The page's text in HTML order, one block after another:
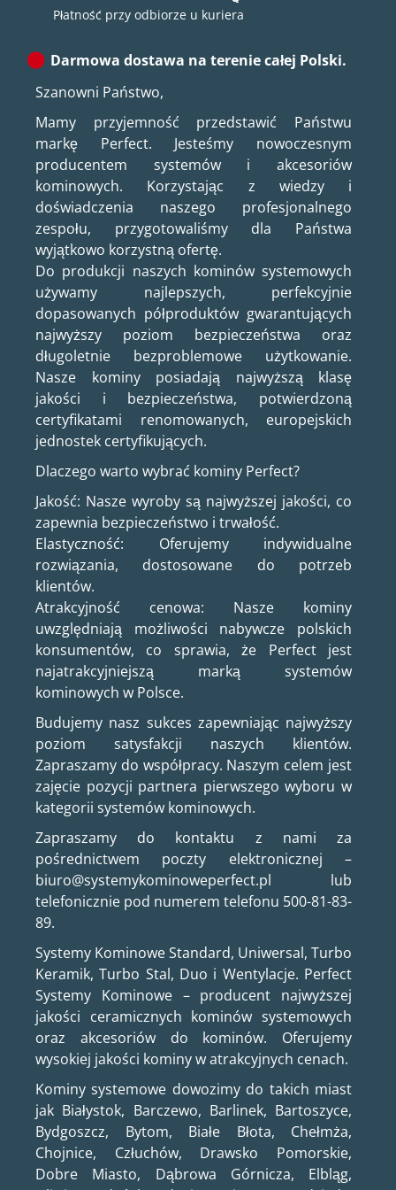
Płatność przy odbiorze u kuriera
Darmowa dostawa na terenie całej Polski.
Szanowni Państwo,
Mamy przyjemność przedstawić Państwu
markę Perfect. Jesteśmy nowoczesnym
producentem systemów i akcesoriów
kominowych. Korzystając z wiedzy i
doświadczenia naszego profesjonalnego
zespołu, przygotowaliśmy dla Państwa
wyjątkowo korzystną ofertę.
Do produkcji naszych kominów systemowych
używamy najlepszych, perfekcyjnie
dopasowanych półproduktów gwarantujących
najwyższy poziom bezpieczeństwa oraz
długoletnie bezproblemowe użytkowanie.
Nasze kominy posiadają najwyższą klasę
jakości i bezpieczeństwa, potwierdzoną
certyfikatami renomowanych, europejskich
jednostek certyfikujących.
Dlaczego warto wybrać kominy Perfect?
Jakość: Nasze wyroby są najwyższej jakości, co
zapewnia bezpieczeństwo i trwałość.
Elastyczność: Oferujemy indywidualne
rozwiązania, dostosowane do potrzeb
klientów.
Atrakcyjność cenowa: Nasze kominy
uwzględniają możliwości nabywcze polskich
konsumentów, co sprawia, że Perfect jest
najatrakcyjniejszą marką systemów
kominowych w Polsce.
Budujemy nasz sukces zapewniając najwyższy
poziom satysfakcji naszych klientów.
Zapraszamy do współpracy. Naszym celem jest
zajęcie pozycji partnera pierwszego wyboru w
kategorii systemów kominowych.
Zapraszamy do kontaktu z nami za
pośrednictwem poczty elektronicznej –
biuro@systemykominoweperfect.pl lub
telefonicznie pod numerem telefonu 500-81-83-
89.
Systemy Kominowe Standard, Uniwersal, Turbo
Keramik, Turbo Stal, Duo i Wentylacje. Perfect
Systemy Kominowe – producent najwyższej
jakości ceramicznych kominów systemowych
oraz akcesoriów do kominów. Oferujemy
wysokiej jakości kominy w atrakcyjnych cenach.
Kominy systemowe dowozimy do takich miast
jak Białystok, Barczewo, Barlinek, Bartoszyce,
Bydgoszcz, Bytom, Białe Błota, Chełmża,
Chojnice, Człuchów, Drawsko Pomorskie,
Dobre Miasto, Dąbrowa Górnicza, Elbląg,